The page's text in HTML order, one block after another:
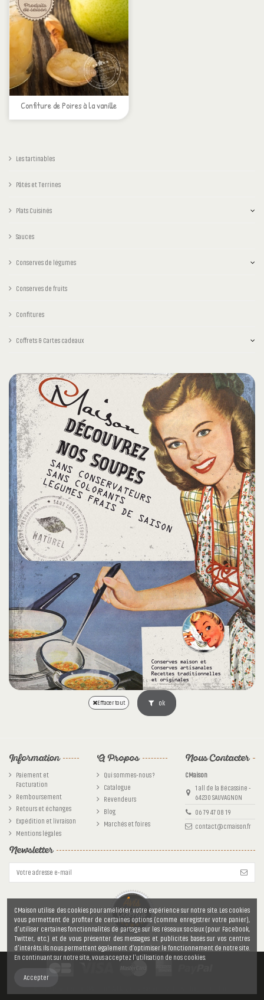
Confiture de Poires à la vanille
Les tartinables
Pâtés et Terrines
Plats Cuisinés
Sauces
Conserves de légumes
Conserves de fruits
Confitures
Coffrets & Cartes cadeaux
Effacer tout ok
Information
Paiement et
Facturation
Remboursement
Retours et échanges
Expédition et livraison
Mentions légales
A Propos
Qui sommes-nous ?
Catalogue
Revendeurs
Blog
Marchés et foires
Nous Contacter
CMaison
1 all de la Bécassine -
64230 SAUVAGNON
06 79 47 08 19
contact@cmaison.fr
Newsletter
CMaison utilise des cookies pour améliorer votre expérience sur notre site. Les cookies
vous permettent de profiter de certaines options (comme enregistrer votre panier),
d'utiliser certaines fonctionnalités de partage sur les réseaux sociaux (pour Facebook,
Twitter, etc.) et de vous présenter des messages et publicités basés sur vos centres
d'intérêts. Ils nous permettent également d’optimiser le fonctionnement de notre site.
En continuant sur notre site, vous acceptez l'utilisation de nos cookies.
Accepter